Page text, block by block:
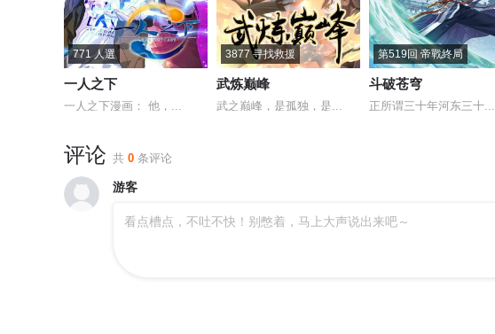
771 人選
一人之下
一人之下漫画： 他，...
3877 寻找救援
武炼巅峰
武之巅峰，是孤独，是...
第519回 帝戰終局
斗破苍穹
正所谓三十年河东三十...
评论 共 0 条评论
游客
看点槽点，不吐不快！别憋着，马上大声说出来吧～